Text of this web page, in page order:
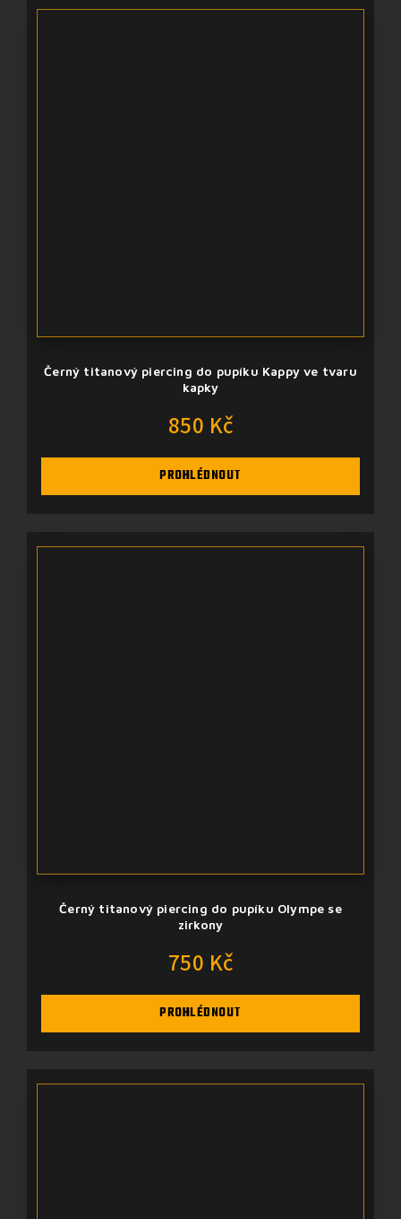
Černý titanový piercing do pupíku Kappy ve tvaru
kapky
850 Kč
PROHLÉDNOUT
Černý titanový piercing do pupíku Olympe se
zirkony
750 Kč
PROHLÉDNOUT